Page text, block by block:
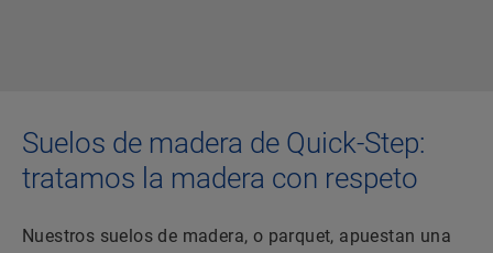
Suelos de madera de Quick-Step:
tratamos la madera con respeto
Nuestros suelos de madera, o parquet, apuestan una